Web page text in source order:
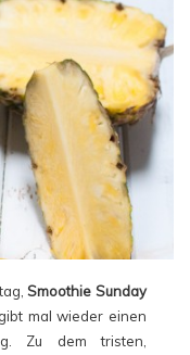
Smoothie Sunday
mal wieder einen
Zu dem tristen,